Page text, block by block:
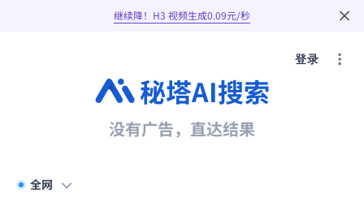
继续降！H3 视频生成0.09元/秒
登录
秘塔AI搜索
没有广告，直达结果
全网